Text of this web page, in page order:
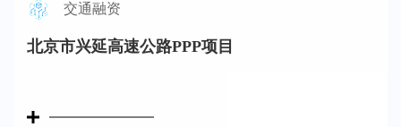
交通融资
北京市兴延高速公路PPP项目